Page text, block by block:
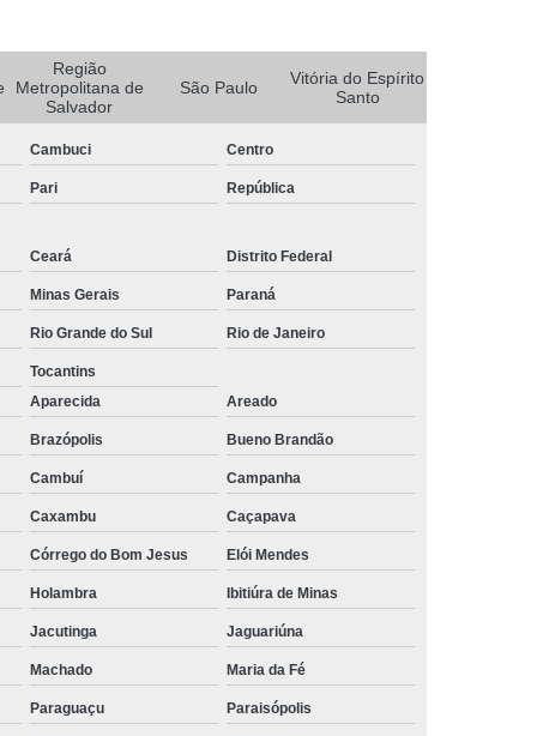
para Caminhão Via Satélite
Rastreador Via Satélite para Caminhão
Sistema de Rastreamento de Caminhões
Especializada em Rastreador de Carro
Rastreador Gps para Carros
Rastreador Veicular para Carro
para Carros
Rastreador de Carros
em Carro
Rastreador Gps Carro
no Carro
Rastreador para Carro
Rastreador para Colocar no Carro
Empresa de Rastreamento de Automóveis
Carros
Rastreamento Carros Via Satélite
Rastreamento de Carros
Rastreamento de Carros e Caminhões
Rastreamento de Carros Minas Gerais
Região
Metropolitana de
Salvador
São Paulo
Vitória do Espírito
Santo
Cambuci Centro
Pari República
Ceará Distrito Federal
Minas Gerais Paraná
Rio Grande do Sul Rio de Janeiro
Tocantins
Aparecida Areado
Brazópolis Bueno Brandão
Cambuí Campanha
Caxambu Caçapava
Córrego do Bom Jesus Elói Mendes
Holambra Ibitiúra de Minas
Jacutinga Jaguariúna
Machado Maria da Fé
Paraguaçu Paraisópolis